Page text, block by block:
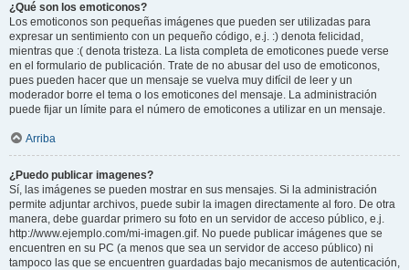
¿Qué son los emoticonos?
Los emoticonos son pequeñas imágenes que pueden ser utilizadas para
expresar un sentimiento con un pequeño código, e.j. :) denota felicidad,
mientras que :( denota tristeza. La lista completa de emoticones puede verse
en el formulario de publicación. Trate de no abusar del uso de emoticonos,
pues pueden hacer que un mensaje se vuelva muy difícil de leer y un
moderador borre el tema o los emoticones del mensaje. La administración
puede fijar un límite para el número de emoticones a utilizar en un mensaje.
Arriba
¿Puedo publicar imagenes?
Sí, las imágenes se pueden mostrar en sus mensajes. Si la administración
permite adjuntar archivos, puede subir la imagen directamente al foro. De otra
manera, debe guardar primero su foto en un servidor de acceso público, e.j.
http://www.ejemplo.com/mi-imagen.gif. No puede publicar imágenes que se
encuentren en su PC (a menos que sea un servidor de acceso público) ni
tampoco las que se encuentren guardadas bajo mecanismos de autenticación,